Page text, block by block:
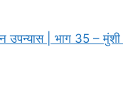
उपन्यास | भाग 35 –